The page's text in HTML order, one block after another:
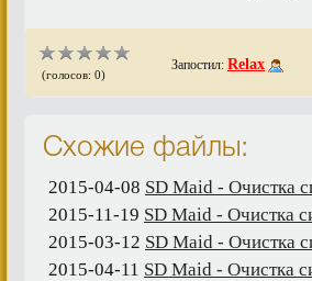
(голосов: 0)
Запостил: Relax
Схожие файлы:
2015-04-08 SD Maid - Очистка
2015-11-19 SD Maid - Очистка
2015-03-12 SD Maid - Очистка
2015-04-11 SD Maid - Очистка